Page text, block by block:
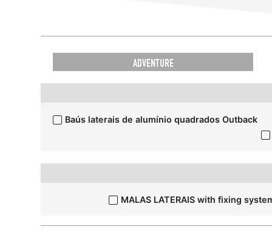
ADVENTURE
Baús laterais de alumínio quadrados Outback
MALAS LATERAIS with fixing